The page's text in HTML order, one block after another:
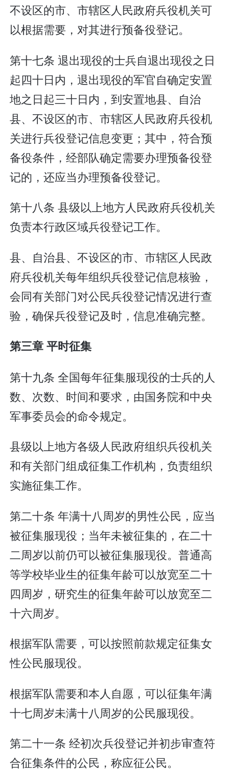
不设区的市、市辖区人民政府兵役机关可
以根据需要，对其进行预备役登记。
第十七条 退出现役的士兵自退出现役之日
起四十日内，退出现役的军官自确定安置
地之日起三十日内，到安置地县、自治
县、不设区的市、市辖区人民政府兵役机
关进行兵役登记信息变更；其中，符合预
备役条件，经部队确定需要办理预备役登
记的，还应当办理预备役登记。
第十八条 县级以上地方人民政府兵役机关
负责本行政区域兵役登记工作。
县、自治县、不设区的市、市辖区人民政
府兵役机关每年组织兵役登记信息核验，
会同有关部门对公民兵役登记情况进行查
验，确保兵役登记及时，信息准确完整。
第三章 平时征集
第十九条 全国每年征集服现役的士兵的人
数、次数、时间和要求，由国务院和中央
军事委员会的命令规定。
县级以上地方各级人民政府组织兵役机关
和有关部门组成征集工作机构，负责组织
实施征集工作。
第二十条 年满十八周岁的男性公民，应当
被征集服现役；当年未被征集的，在二十
二周岁以前仍可以被征集服现役。普通高
等学校毕业生的征集年龄可以放宽至二十
四周岁，研究生的征集年龄可以放宽至二
十六周岁。
根据军队需要，可以按照前款规定征集女
性公民服现役。
根据军队需要和本人自愿，可以征集年满
十七周岁未满十八周岁的公民服现役。
第二十一条 经初次兵役登记并初步审查符
合征集条件的公民，称应征公民。